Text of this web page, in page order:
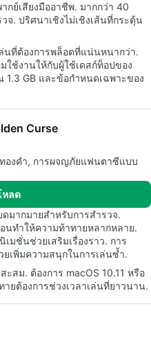
กย์เสียงมืออาชีพ. มากกว่า 40
จ. ปริศนาเชิงไม่เชิงเส้นที่กระตุ้น
นที่ต้องการพล็อตที่แน่นหนากว่า.
ใช้งานให้กับผู้ใช้เดสก์ท็อปของ
GB และข้อกำหนดเฉพาะของ
Curse
องคำ, การผจญภัยแฟนตาซีแบบ
หลด
มากมายสำหรับการสำรวจ.
นทำให้ความท้าทายหลากหลาย.
มชั่นช่วยเสริมเรื่องราว. การ
เพิ่มความสนุกในการเล่นซ้ำ.
สม. ต้องการ macOS 10.11 หรือ
ยต้องการช่วงเวลาเล่นที่ยาวนาน.